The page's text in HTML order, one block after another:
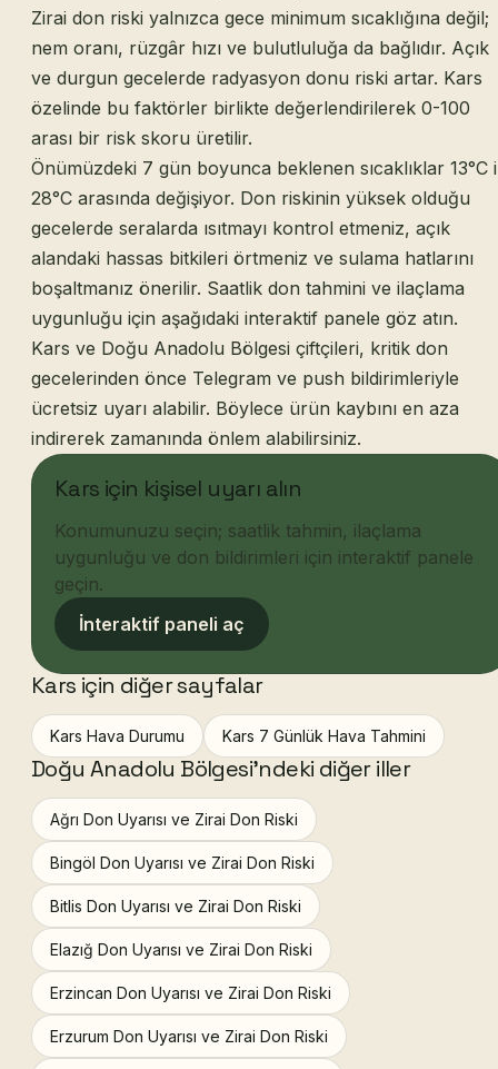
Zirai don riski yalnızca gece minimum sıcaklığına değil;
nem oranı, rüzgâr hızı ve bulutluluğa da bağlıdır. Açık
ve durgun gecelerde radyasyon donu riski artar. Kars
özelinde bu faktörler birlikte değerlendirilerek 0-100
arası bir risk skoru üretilir.
Önümüzdeki 7 gün boyunca beklenen sıcaklıklar 13°C
28°C arasında değişiyor. Don riskinin yüksek olduğu
gecelerde seralarda ısıtmayı kontrol etmeniz, açık
alandaki hassas bitkileri örtmeniz ve sulama hatlarını
boşaltmanız önerilir. Saatlik don tahmini ve ilaçlama
uygunluğu için aşağıdaki interaktif panele göz atın.
Kars ve Doğu Anadolu Bölgesi çiftçileri, kritik don
gecelerinden önce Telegram ve push bildirimleriyle
ücretsiz uyarı alabilir. Böylece ürün kaybını en aza
indirerek zamanında önlem alabilirsiniz.
Kars için kişisel uyarı alın
Konumunuzu seçin; saatlik tahmin, ilaçlama
uygunluğu ve don bildirimleri için interaktif panele
geçin.
İnteraktif paneli aç
Kars için diğer sayfalar
Kars Hava Durumu Kars 7 Günlük Hava Tahmini
Doğu Anadolu Bölgesi'ndeki diğer iller
Ağrı Don Uyarısı ve Zirai Don Riski
Bingöl Don Uyarısı ve Zirai Don Riski
Bitlis Don Uyarısı ve Zirai Don Riski
Elazığ Don Uyarısı ve Zirai Don Riski
Erzincan Don Uyarısı ve Zirai Don Riski
Erzurum Don Uyarısı ve Zirai Don Riski